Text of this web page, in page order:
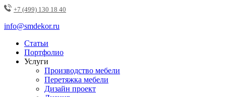
+7 (499) 130 18 40
info@smdekor.ru
Статьи
Портфолио
Услуги
Производство мебели
Перетяжка мебели
Дизайн проект